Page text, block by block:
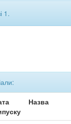
1.
Назва